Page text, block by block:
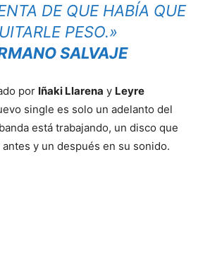
DE QUE HABÍA QUE
PESO.»
SALVAJE
por Iñaki Llarena y Leyre
single es solo un adelanto del
está trabajando, un disco que
y un después en su sonido.